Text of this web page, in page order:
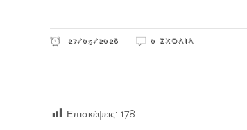
27/05/2026 0 ΣΧΌΛΙΑ
Επισκέψεις: 178